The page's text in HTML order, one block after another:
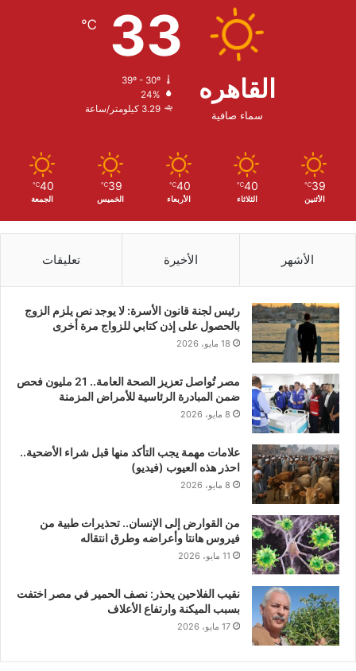
القاهره
سماء صافية
33
℃
39º - 30º
24%
3.29 كيلومتر/ساعة
39
℃
الأثنين
40
℃
الثلاثاء
40
℃
الأربعاء
39
℃
الخميس
40
℃
الجمعة
الأشهر الأخيرة تعليقات
رئيس لجنة قانون الأسرة: لا يوجد نص يلزم الزوج
بالحصول على إذن كتابي للزواج مرة أخرى
18 مايو، 2026
مصر تُواصل تعزيز الصحة العامة.. 21 مليون فحص
ضمن المبادرة الرئاسية للأمراض المزمنة
8 مايو، 2026
علامات مهمة يجب التأكد منها قبل شراء الأضحية..
احذر هذه العيوب (فيديو)
8 مايو، 2026
من القوارض إلى الإنسان.. تحذيرات طبية من
فيروس هانتا وأعراضه وطرق انتقاله
11 مايو، 2026
نقيب الفلاحين يحذر: نصف الحمير في مصر اختفت
بسبب الميكنة وارتفاع الأعلاف
17 مايو، 2026